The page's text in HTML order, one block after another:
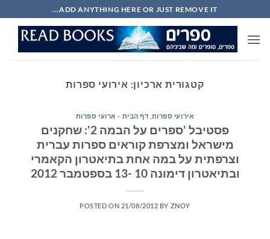
to
content
ADD ANYTHING HERE OR JUST REMOVE IT...
קטגורית ארכיון: אירועי ספרות
אירועי ספרות דף הבית - ארועי ספרות
פסטיבל 'ספרים על הבמה 2': שחקנים
מישראל ומצרפת קוראים ספרות עברית
וצרפתית על במה אחת בתיאטרון הקאמרי
ובתיאטרון דימונה 10 -13 בספטמבר 2012
POSTED ON 21/08/2012 BY ZNOY